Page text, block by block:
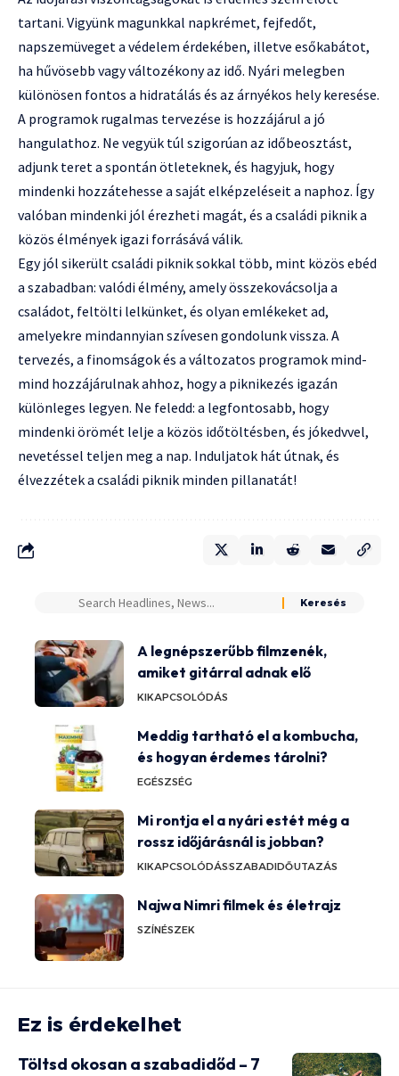
tartani. Vigyünk magunkkal napkrémet, fejfedőt,
napszemüveget a védelem érdekében, illetve esőkabátot,
ha hűvösebb vagy változékony az idő. Nyári melegben
különösen fontos a hidratálás és az árnyékos hely keresése.
A programok rugalmas tervezése is hozzájárul a jó
hangulathoz. Ne vegyük túl szigorúan az időbeosztást,
adjunk teret a spontán ötleteknek, és hagyjuk, hogy
mindenki hozzátehesse a saját elképzeléseit a naphoz. Így
valóban mindenki jól érezheti magát, és a családi piknik a
közös élmények igazi forrásává válik.
Egy jól sikerült családi piknik sokkal több, mint közös ebéd
a szabadban: valódi élmény, amely összekovácsolja a
családot, feltölti lelkünket, és olyan emlékeket ad,
amelyekre mindannyian szívesen gondolunk vissza. A
tervezés, a finomságok és a változatos programok mind-
mind hozzájárulnak ahhoz, hogy a piknikezés igazán
különleges legyen. Ne feledd: a legfontosabb, hogy
mindenki örömét lelje a közös időtöltésben, és jókedvvel,
nevetéssel teljen meg a nap. Induljatok hát útnak, és
élvezzétek a családi piknik minden pillanatát!
A legnépszerűbb filmzenék,
amiket gitárral adnak elő
KIKAPCSOLÓDÁS
Meddig tartható el a kombucha,
és hogyan érdemes tárolni?
EGÉSZSÉG
Mi rontja el a nyári estét még a
rossz időjárásnál is jobban?
KIKAPCSOLÓDÁSSZABADIDŐUTAZÁS
Najwa Nimri filmek és életrajz
SZÍNÉSZEK
Ez is érdekelhet
Töltsd okosan a szabadidőd – 7